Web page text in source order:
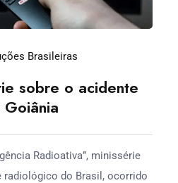
Brasileiras
sobre o acidente
Radioativa”, minissérie
radiológico do Brasil, ocorrido